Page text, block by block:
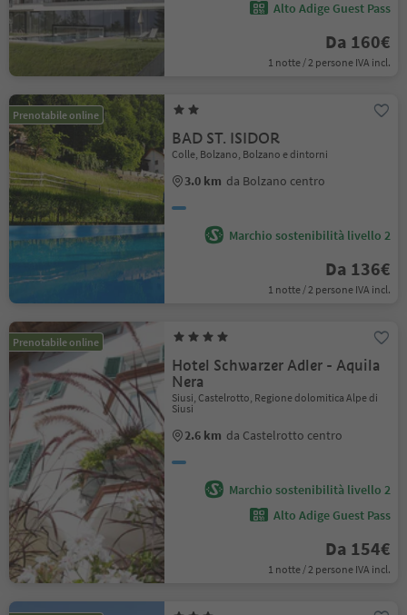
Alto Adige Guest Pass
Da 160€
1 notte / 2 persone IVA incl.
Prenotabile online
BAD ST. ISIDOR
Colle, Bolzano, Bolzano e dintorni
3.0 km da Bolzano centro
Marchio sostenibilità livello 2
Da 136€
1 notte / 2 persone IVA incl.
Prenotabile online
Hotel Schwarzer Adler - Aquila
Nera
Siusi, Castelrotto, Regione dolomitica Alpe di
Siusi
2.6 km da Castelrotto centro
Marchio sostenibilità livello 2
Alto Adige Guest Pass
Da 154€
1 notte / 2 persone IVA incl.